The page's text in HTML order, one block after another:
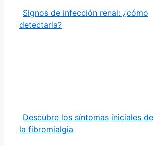
Signos de infección renal: ¿cómo
detectarla?
Descubre los síntomas iniciales de
la fibromialgia